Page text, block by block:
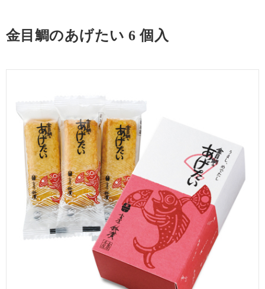
金目鯛のあげたい 6 個入